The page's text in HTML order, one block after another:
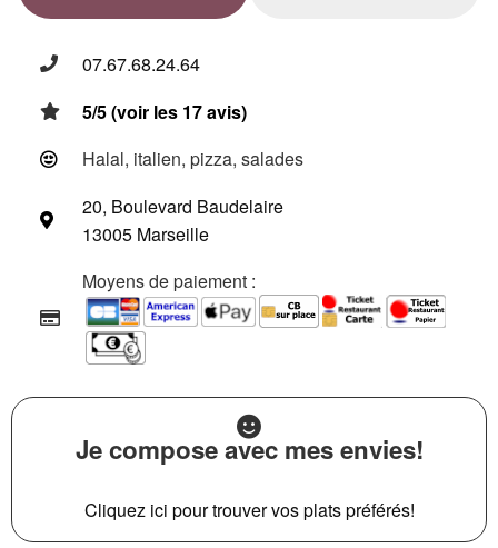
07.67.68.24.64
5/5 (voir les 17 avis)
Halal, italien, pizza, salades
20, Boulevard Baudelaire
13005 Marseille
Moyens de paiement :
Je compose avec mes envies!
Cliquez ici pour trouver vos plats préférés!